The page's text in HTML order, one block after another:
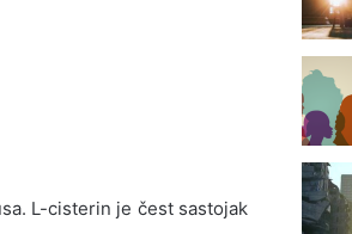
L-cisterin je čest sastojak